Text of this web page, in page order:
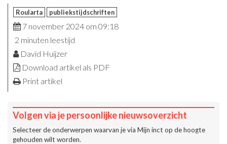
Roularta publiekstijdschriften
7 november 2024 om 09:18
2 minuten leestijd
David Huijzer
Download artikel als PDF
Print artikel
Volgen via je persoonlijke nieuwsoverzicht
Selecteer de onderwerpen waarvan je via Mijn inct op de hoogte
gehouden wilt worden.